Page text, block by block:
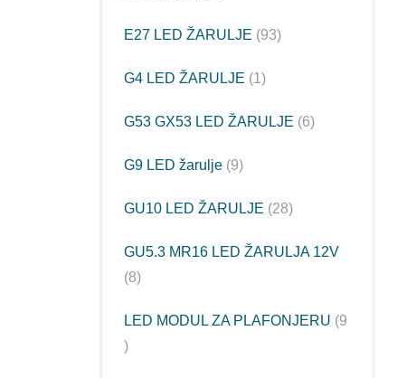
E27 LED ŽARULJE 93
G4 LED ŽARULJE 1
G53 GX53 LED ŽARULJE 6
G9 LED žarulje 9
GU10 LED ŽARULJE 28
GU5.3 MR16 LED ŽARULJA 12V
8
LED MODUL ZA PLAFONJERU 9